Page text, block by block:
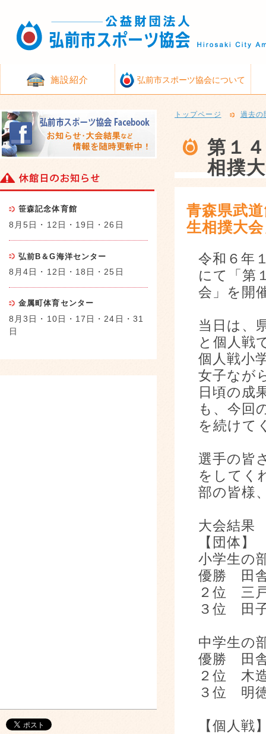
施設紹介 弘前市スポーツ協会について
トップページ 過去の
第１
相撲
青森県武
生相撲大
令和６年
にて「第
会」を開
当日は、
と個人戦
個人戦小
女子なが
日頃の成
も、今回
を続けて
選手の皆
をしてく
部の皆様
大会結果
【団体】
小学生の
優勝 田
２位 三
３位 田
中学生の
優勝 田
２位 木
３位 明
【個人戦
笹森記念体育館
8月5日・12日・19日・26日
弘前B＆G海洋センター
8月4日・12日・18日・25日
金属町体育センター
8月3日・10日・17日・24日・31
日